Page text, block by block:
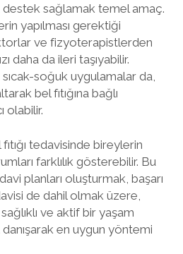
destek sağlamak temel amaç.
yapılması gerektiği
ve fizyoterapistlerden
daha da ileri taşıyabilir.
soğuk uygulamalar da,
bel fıtığına bağlı
olabilir.
tedavisinde bireylerin
farklılık gösterebilir. Bu
planları oluşturmak, başarı
de dahil olmak üzere,
ve aktif bir yaşam
en uygun yöntemi